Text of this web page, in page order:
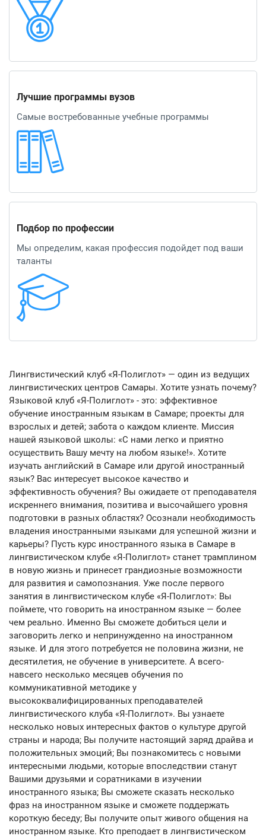
Лучшие программы вузов
Самые востребованные учебные программы
Подбор по профессии
Мы определим, какая профессия подойдет под ваши
таланты
Лингвистический клуб «Я-Полиглот» — один из ведущих
лингвистических центров Самары. Хотите узнать почему?
Языковой клуб «Я-Полиглот» - это: эффективное
обучение иностранным языкам в Самаре; проекты для
взрослых и детей; забота о каждом клиенте. Миссия
нашей языковой школы: «С нами легко и приятно
осуществить Вашу мечту на любом языке!». Хотите
изучать английский в Самаре или другой иностранный
язык? Вас интересует высокое качество и
эффективность обучения? Вы ожидаете от преподавателя
искреннего внимания, позитива и высочайшего уровня
подготовки в разных областях? Осознали необходимость
владения иностранными языками для успешной жизни и
карьеры? Пусть курс иностранного языка в Самаре в
лингвистическом клубе «Я-Полиглот» станет трамплином
в новую жизнь и принесет грандиозные возможности
для развития и самопознания. Уже после первого
занятия в лингвистическом клубе «Я-Полиглот»: Вы
поймете, что говорить на иностранном языке — более
чем реально. Именно Вы сможете добиться цели и
заговорить легко и непринужденно на иностранном
языке. И для этого потребуется не половина жизни, не
десятилетия, не обучение в университете. А всего-
навсего несколько месяцев обучения по
коммуникативной методике у
высококвалифицированных преподавателей
лингвистического клуба «Я-Полиглот». Вы узнаете
несколько новых интересных фактов о культуре другой
страны и народа; Вы получите настоящий заряд драйва и
положительных эмоций; Вы познакомитесь с новыми
интересными людьми, которые впоследствии станут
Вашими друзьями и соратниками в изучении
иностранного языка; Вы сможете сказать несколько
фраз на иностранном языке и сможете поддержать
короткую беседу; Вы получите опыт живого общения на
иностранном языке. Кто преподает в лингвистическом